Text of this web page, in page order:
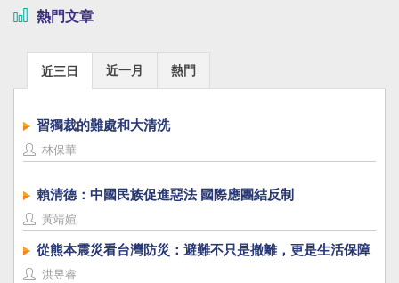
熱門文章
近三日 近一月 熱門
習獨裁的難處和大清洗
林保華
賴清德：中國民族促進惡法 國際應團結反制
黃靖媗
從熊本震災看台灣防災：避難不只是撤離，更是生活保障
洪昱睿